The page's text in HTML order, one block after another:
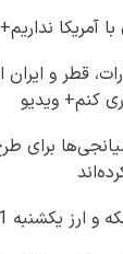
آمریکا
قطر و
کنم+ ویدیو
برای
11 مرداد+ جدول